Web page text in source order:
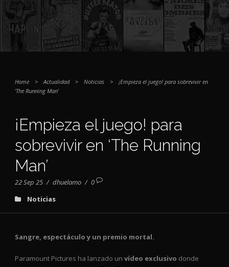
Home > Actualidad > Noticias >
¡Empieza el juego! para sobrevivir en
‘The Running Man’
¡Empieza el juego! para
sobrevivir en ‘The Running
Man’
22 Sep 25 / dhuelamo / 0
Noticias
Sangre, espectáculo y un premio mortal.
Paramount Pictures ha lanzado un vídeo exclusivo donde